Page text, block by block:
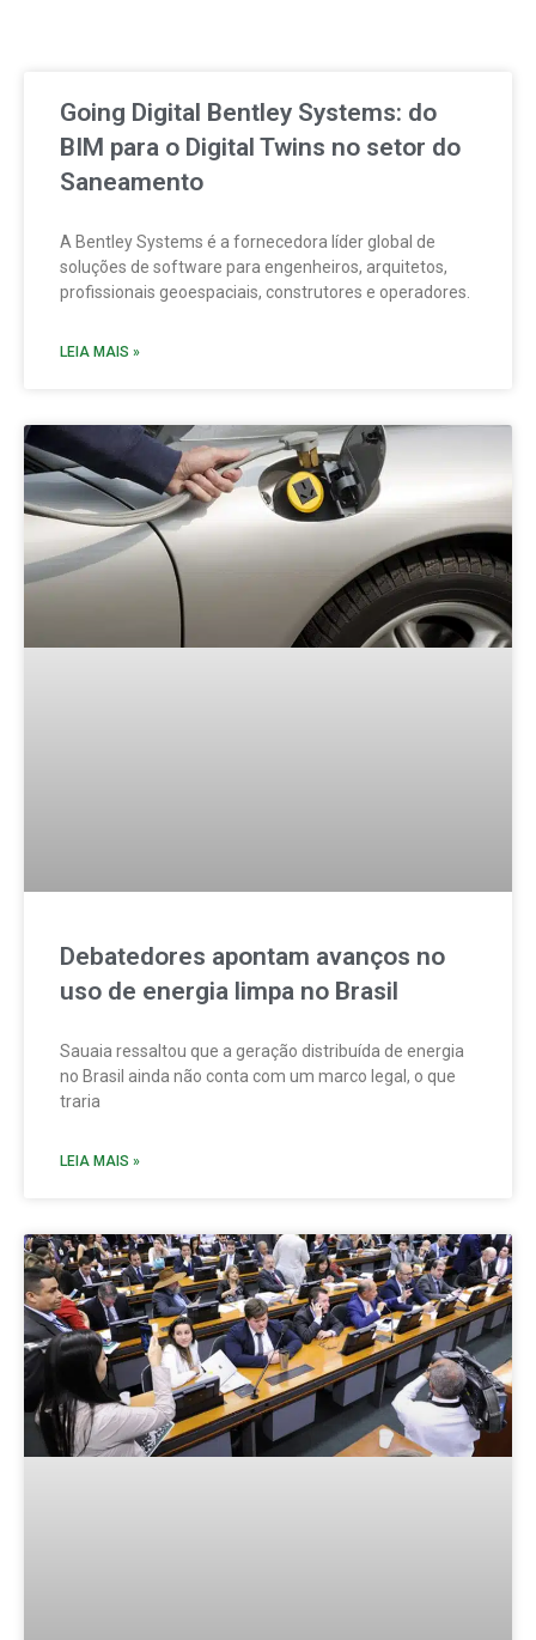
Going Digital Bentley Systems: do
BIM para o Digital Twins no setor do
Saneamento
A Bentley Systems é a fornecedora líder global de
soluções de software para engenheiros, arquitetos,
profissionais geoespaciais, construtores e operadores.
LEIA MAIS »
Debatedores apontam avanços no
uso de energia limpa no Brasil
Sauaia ressaltou que a geração distribuída de energia
no Brasil ainda não conta com um marco legal, o que
traria
LEIA MAIS »